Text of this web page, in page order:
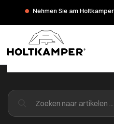
Nehmen Sie am